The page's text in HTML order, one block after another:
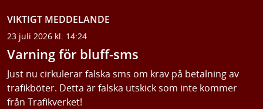
VIKTIGT MEDDELANDE
23 juli 2026 kl. 14:24
Varning för bluff-sms
Just nu cirkulerar falska sms om krav på betalning av
trafikböter. Detta är falska utskick som inte kommer
från Trafikverket!